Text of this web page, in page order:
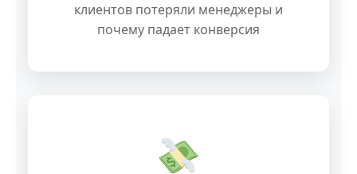
клиентов потеряли менеджеры и
почему падает конверсия